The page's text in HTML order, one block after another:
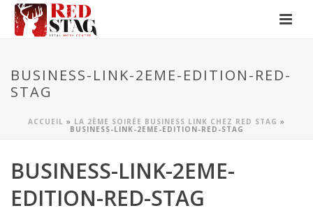
BUSINESS-LINK-2EME-EDITION-RED-
STAG
ACCUEIL » LA 2ÈME SOIRÉE BUSINESS LINK CHEZ RED STAG »
BUSINESS-LINK-2EME-EDITION-RED-STAG
BUSINESS-LINK-2EME-
EDITION-RED-STAG